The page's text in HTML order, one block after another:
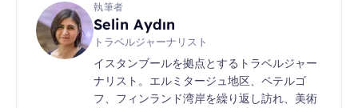
執筆者
Selin Aydın
トラベルジャーナリスト
イスタンブールを拠点とするトラベルジャー
ナリスト。エルミタージュ地区、ペテルゴ
フ、フィンランド湾岸を繰り返し訪れ、美術